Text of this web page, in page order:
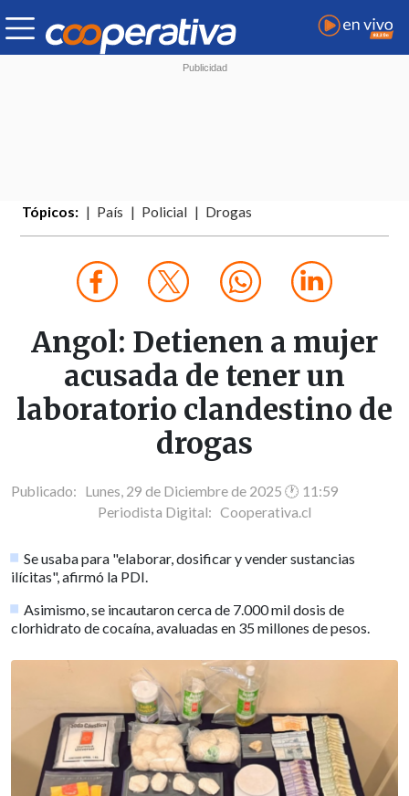
Tópicos: País Policial Drogas
Angol: Detienen a mujer
acusada de tener un
laboratorio clandestino de
drogas
Publicado: Lunes, 29 de Diciembre de 2025 🕐 11:59
Periodista Digital: Cooperativa.cl
Se usaba para "elaborar, dosificar y vender sustancias
ilícitas", afirmó la PDI.
Asimismo, se incautaron cerca de 7.000 mil dosis de
clorhidrato de cocaína, avaluadas en 35 millones de pesos.